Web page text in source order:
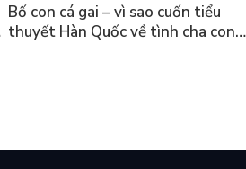
Bố con cá gai – vì sao cuốn tiểu
thuyết Hàn Quốc về tình cha con